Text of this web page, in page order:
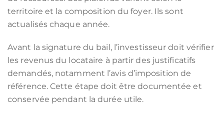
territoire et la composition du foyer. Ils sont
actualisés chaque année.
Avant la signature du bail, l’investisseur doit vérifier
les revenus du locataire à partir des justificatifs
demandés, notamment l’avis d’imposition de
référence. Cette étape doit être documentée et
conservée pendant la durée utile.